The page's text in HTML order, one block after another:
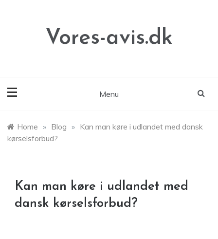
Vores-avis.dk
Menu
Home » Blog » Kan man køre i udlandet med dansk
kørselsforbud?
Kan man køre i udlandet med
dansk kørselsforbud?